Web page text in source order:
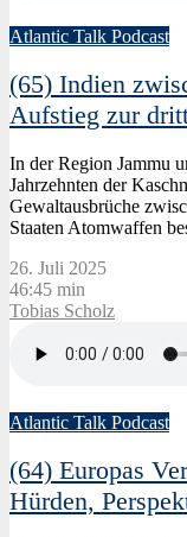
Atlantic Talk Podcast
(65) Indien
Aufstieg zur
In der Region Jammu
Jahrzehnten der
Gewaltausbrüche
Staaten Atomwaffen
26. Juli 2025
46:45 min
Tobias Scholz
Atlantic Talk Podcast
(64) Europas
Hürden,